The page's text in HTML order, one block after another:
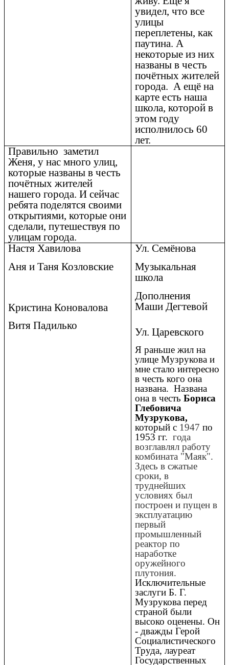
увидел, что все
улицы
переплетены, как
паутина. А
некоторые из них
названы в честь
почётных жителей
города. А ещё на
карте есть наша
школа, которой в
этом году
исполнилось 60
лет.
Правильно заметил
Женя, у нас много улиц,
которые названы в честь
почётных жителей
нашего города. И сейчас
ребята поделятся своими
открытиями, которые они
сделали, путешествуя по
улицам города.
Настя Хавилова
Аня и Таня Козловские
Кристина Коновалова
Витя Падилько
Ул. Семёнова
Музыкальная
школа
Дополнения
Маши Дегтевой
Ул. Царевского
Я раньше жил на
улице Музрукова и
мне стало интересно
в честь кого она
названа. Названа
она в честьБориса
Глебовича
Музрукова,
который с 1947 по
1953 гг. года
возглавлял работу
комбината "Маяк".
Здесь в сжатые
сроки, в
труднейших
условиях был
построен и пущен в
эксплуатацию
первый
промышленный
реактор по
наработке
оружейного
плутония.
Исключительные
заслуги Б. Г.
Музрукова перед
страной были
высоко оценены. Он
- дважды Герой
Социалистического
Труда, лауреат
Государственных